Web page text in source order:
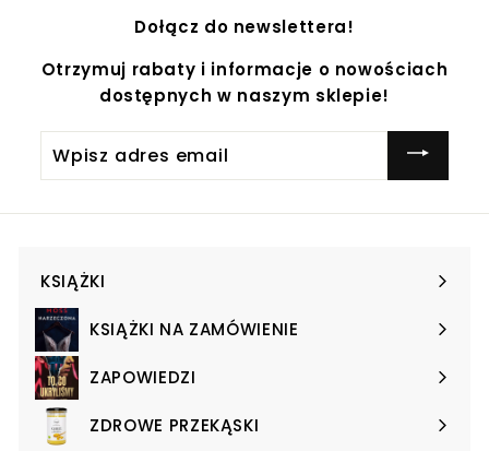
Dołącz do newslettera!
Otrzymuj rabaty i informacje o nowościach
dostępnych w naszym sklepie!
adres
KSIĄŻKI
Expand
submenuKSIĄŻKI NA ZAMÓWIENIE
Expand
submenuZAPOWIEDZI
Expand
submenuZDROWE PRZEKĄSKI
Expand